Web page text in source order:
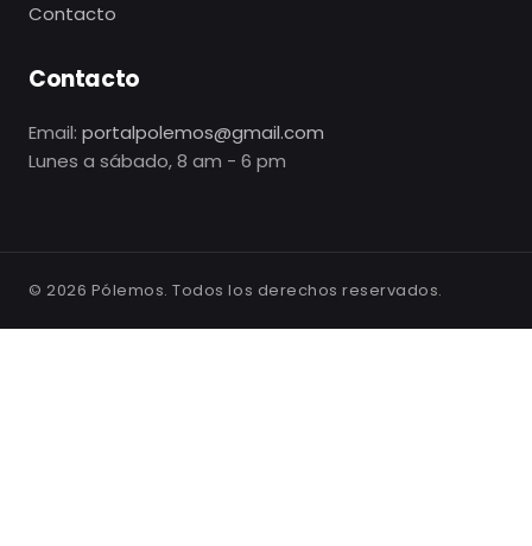
Contacto
Contacto
Email: portalpolemos@gmail.com
Lunes a sábado, 8 am - 6 pm
© 2026 Pólemos. Todos los derechos reservados.